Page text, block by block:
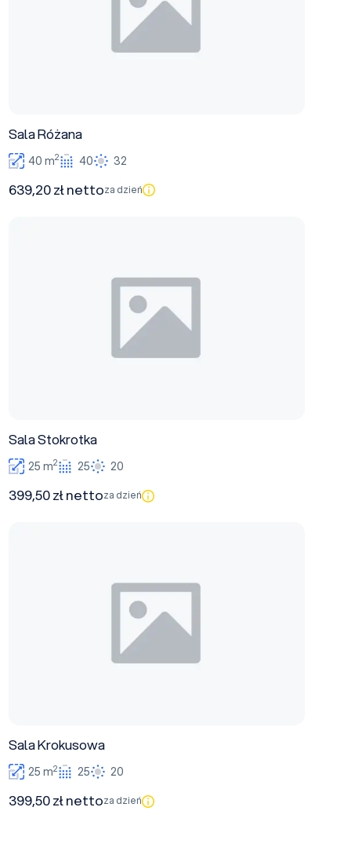
Sala Różana
40 m2 40 32
639,20 zł nettoza dzień
Sala Stokrotka
25 m2 25 20
399,50 zł nettoza dzień
Sala Krokusowa
25 m2 25 20
399,50 zł nettoza dzień